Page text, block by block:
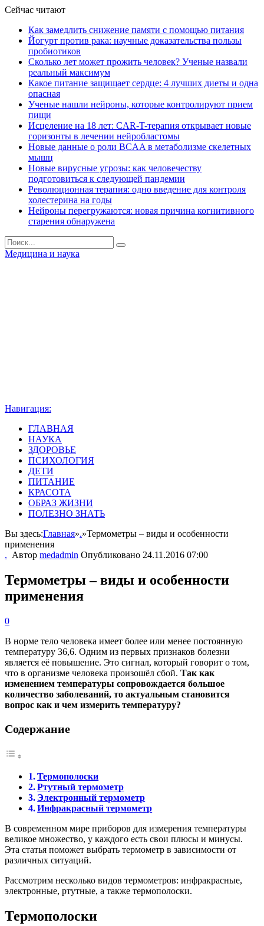
Сейчас читают
Как замедлить снижение памяти с помощью питания
Йогурт против рака: научные доказательства пользы
пробиотиков
Сколько лет может прожить человек? Ученые назвали
реальный максимум
Какое питание защищает сердце: 4 лучших диеты и одна
опасная
Ученые нашли нейроны, которые контролируют прием
пищи
Исцеление на 18 лет: CAR-T-терапия открывает новые
горизонты в лечении нейробластомы
Новые данные о роли BCAA в метаболизме скелетных
мышц
Новые вирусные угрозы: как человечеству
подготовиться к следующей пандемии
Революционная терапия: одно введение для контроля
холестерина на годы
Нейроны перегружаются: новая причина когнитивного
старения обнаружена
Медицина и наука
Навигация:
ГЛАВНАЯ
НАУКА
ЗДОРОВЬЕ
ПСИХОЛОГИЯ
ДЕТИ
ПИТАНИЕ
КРАСОТА
ОБРАЗ ЖИЗНИ
ПОЛЕЗНО ЗНАТЬ
Вы здесь:Главная».»Термометры – виды и особенности
применения
. Автор medadmin Опубликовано 24.11.2016 07:00
Термометры – виды и особенности
применения
0
В норме тело человека имеет более или менее постоянную
температуру 36,6. Одним из первых признаков болезни
является её повышение. Это сигнал, который говорит о том,
что в организме человека произошёл сбой. Так как
изменением температуры сопровождается большое
количество заболеваний, то актуальным становится
вопрос как и чем измерить температуру?
Содержание
Термополоски
Ртутный термометр
Электронный термометр
Инфракрасный термометр
В современном мире приборов для измерения температуры
великое множество, у каждого есть свои плюсы и минусы.
Эта статья поможет выбрать термометр в зависимости от
различных ситуаций.
Рассмотрим несколько видов термометров: инфракрасные,
электронные, ртутные, а также термополоски.
Термополоски